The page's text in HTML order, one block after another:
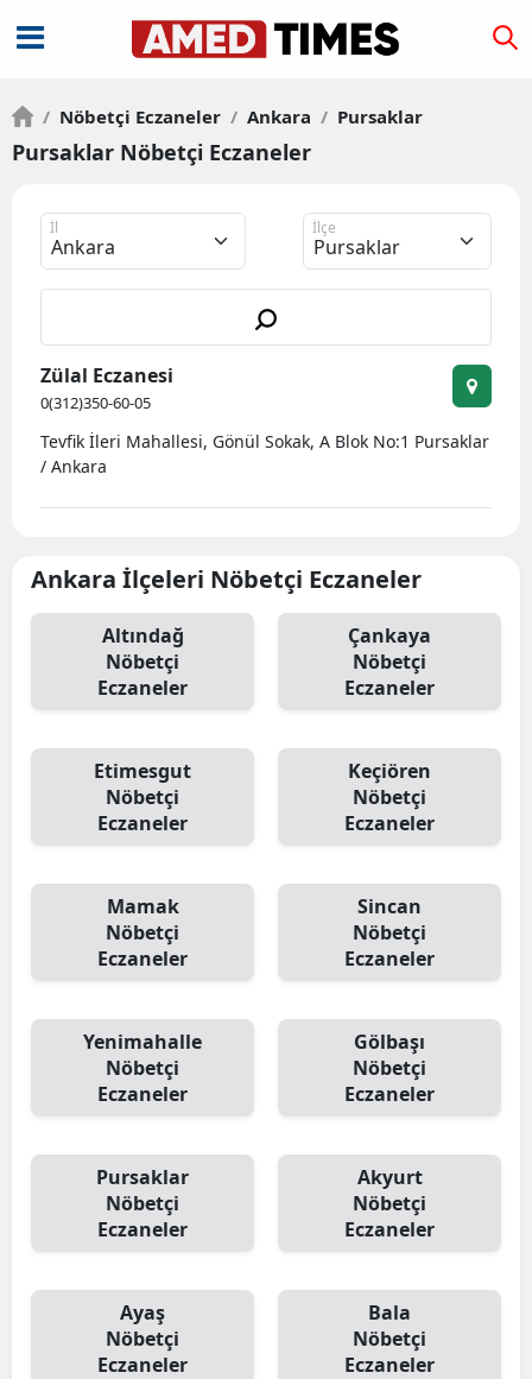
/ Nöbetçi Eczaneler / Ankara / Pursaklar
Pursaklar Nöbetçi Eczaneler
İl İlçe
Zülal Eczanesi
0(312)350-60-05
Tevfik İleri Mahallesi, Gönül Sokak, A Blok No:1 Pursaklar
/ Ankara
Ankara İlçeleri Nöbetçi Eczaneler
Altındağ
Nöbetçi
Eczaneler
Çankaya
Nöbetçi
Eczaneler
Etimesgut
Nöbetçi
Eczaneler
Keçiören
Nöbetçi
Eczaneler
Mamak
Nöbetçi
Eczaneler
Sincan
Nöbetçi
Eczaneler
Yenimahalle
Nöbetçi
Eczaneler
Gölbaşı
Nöbetçi
Eczaneler
Pursaklar
Nöbetçi
Eczaneler
Akyurt
Nöbetçi
Eczaneler
Ayaş
Nöbetçi
Eczaneler
Bala
Nöbetçi
Eczaneler